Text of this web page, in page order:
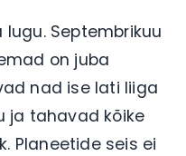
Septembrikuu
on juba
nad ise lati liiga
ja tahavad kõike
Planeetide seis ei